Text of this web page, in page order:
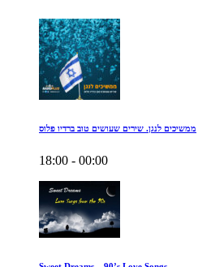
ממשיכים לנגן. שירים שעושים טוב ברדיו פלוס
18:00 - 00:00